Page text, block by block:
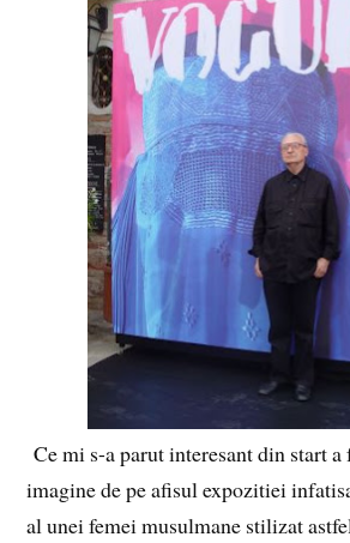
Ce mi s-a parut interesant din start a
imagine de pe afisul expozitiei
al unei femei musulmane stilizat